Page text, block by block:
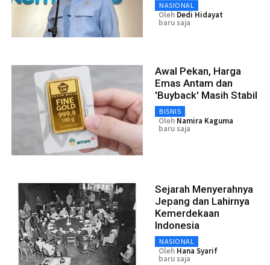
NASIONAL
Oleh Dedi Hidayat
baru saja
Awal Pekan, Harga
Emas Antam dan
'Buyback' Masih Stabil
BISNIS
Oleh Namira Kaguma
baru saja
Sejarah Menyerahnya
Jepang dan Lahirnya
Kemerdekaan
Indonesia
NASIONAL
Oleh Hana Syarif
baru saja